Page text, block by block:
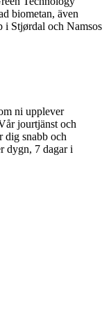
biometan, även
i Stjørdal och Namsos
ni upplever
jourtjänst och
dig snabb och
dygn, 7 dagar i